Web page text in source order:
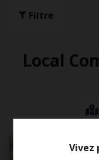
Vivez
Filtre
Local